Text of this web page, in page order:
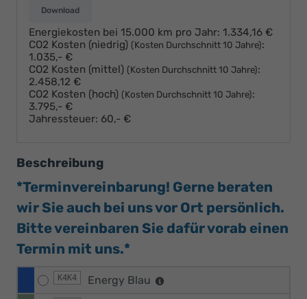
Download
Energiekosten bei 15.000 km pro Jahr: 1.334,16 €
CO2 Kosten (niedrig) (Kosten Durchschnitt 10 Jahre):
1.035,- €
CO2 Kosten (mittel) (Kosten Durchschnitt 10 Jahre):
2.458,12 €
CO2 Kosten (hoch) (Kosten Durchschnitt 10 Jahre):
3.795,- €
Jahressteuer: 60,- €
Beschreibung
*Terminvereinbarung! Gerne beraten
wir Sie auch bei uns vor Ort persönlich.
Bitte vereinbaren Sie dafür vorab einen
Termin mit uns.*
K4K4 Energy Blau